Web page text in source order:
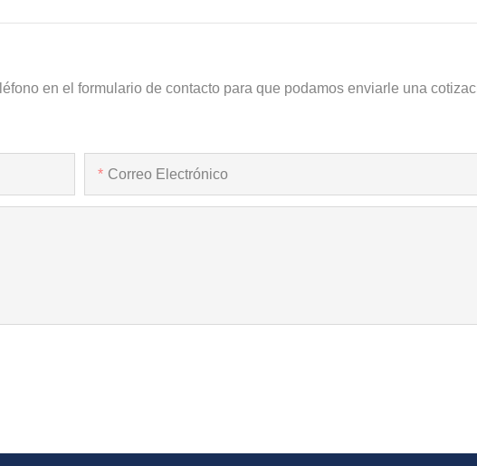
en el formulario de contacto para que podamos enviarle una
Correo Electrónico